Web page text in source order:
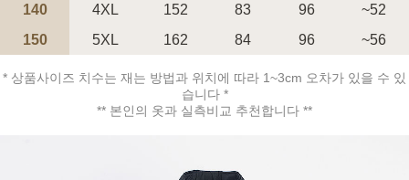
페이코 ID로 페
PAYCO 바로구매
140
4XL 152 83 96
~52
150
5XL 162 84 96 ~56
* 상품사이즈 치수는 재는 방법과 위치에 따라 1~3cm 오차가 있을 수 있
습니다 *
** 본인의 옷과 실측비교 추천합니다 **